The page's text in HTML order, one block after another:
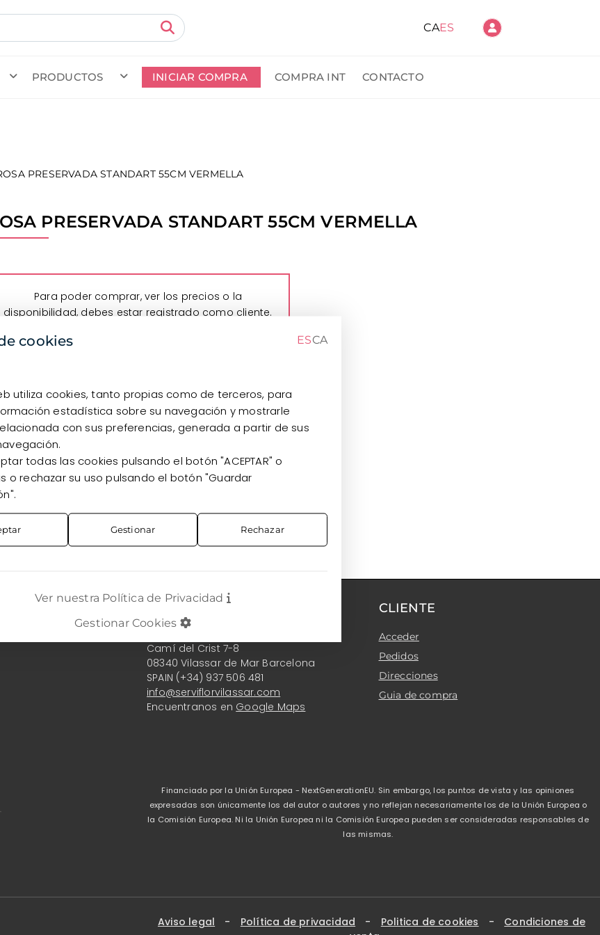
CAES
PRODUCTOS INICIAR COMPRA COMPRA INT CONTACTO
PRESERVADA STANDART 55CM VERMELLA
PRESERVADA STANDART 55CM VERMELLA
Para poder comprar, ver los precios o la
disponibilidad, debes estar registrado como cliente.
Quiero registrarme
cookies ESCA
utiliza cookies, tanto propias como de terceros, para
estadística sobre su navegación y mostrarle
con sus preferencias, generada a partir de sus
todas las cookies pulsando el botón "ACEPTAR" o
o rechazar su uso pulsando el botón "Guardar
Gestionar Rechazar
Ver nuestra Política de Privacidad
Gestionar Cookies
Camí del Crist 7-8
08340 Vilassar de Mar Barcelona
SPAIN (+34) 937 506 481
info@serviflorvilassar.com
Encuentranos en Google Maps
CLIENTE
Acceder
Pedidos
Direcciones
Guia de compra
Financiado por la Unión Europea - NextGenerationEU. Sin embargo, los puntos de vista y las opiniones
expresadas son únicamente los del autor o autores y no reflejan necesariamente los de la Unión Europea o
la Comisión Europea. Ni la Unión Europea ni la Comisión Europea pueden ser consideradas responsables de
las mismas.
Aviso legal - Política de privacidad - Politica de cookies -
Condiciones de